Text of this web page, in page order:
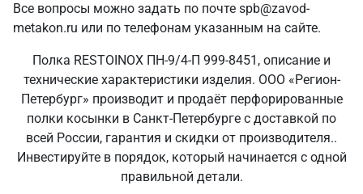
Все вопросы можно задать по почте spb@zavod-
metakon.ru или по телефонам указанным на сайте.
Полка RESTOINOX ПН-9/4-П 999-8451, описание и
технические характеристики изделия. ООО «Регион-
Петербург» производит и продаёт перфорированные
полки косынки в Санкт‑Петербурге с доставкой по
всей России, гарантия и скидки от производителя..
Инвестируйте в порядок, который начинается с одной
правильной детали.